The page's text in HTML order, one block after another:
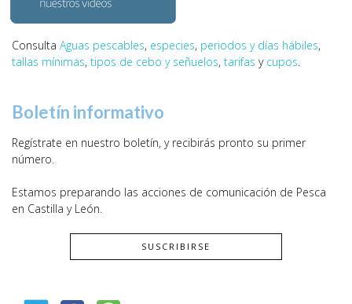
Consulta Aguas pescables, especies, periodos y días hábiles,
tallas mínimas, tipos de cebo y señuelos, tarifas y cupos.
Boletín informativo
Regístrate en nuestro boletín, y recibirás pronto su primer
número.
Estamos preparando las acciones de comunicación de Pesca
en Castilla y León.